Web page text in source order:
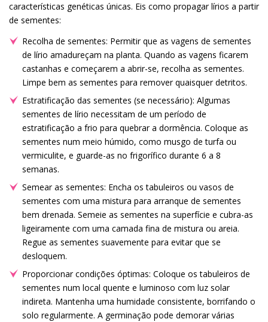
características genéticas únicas. Eis como propagar lírios a partir
de sementes:
Recolha de sementes: Permitir que as vagens de sementes
de lírio amadureçam na planta. Quando as vagens ficarem
castanhas e começarem a abrir-se, recolha as sementes.
Limpe bem as sementes para remover quaisquer detritos.
Estratificação das sementes (se necessário): Algumas
sementes de lírio necessitam de um período de
estratificação a frio para quebrar a dormência. Coloque as
sementes num meio húmido, como musgo de turfa ou
vermiculite, e guarde-as no frigorífico durante 6 a 8
semanas.
Semear as sementes: Encha os tabuleiros ou vasos de
sementes com uma mistura para arranque de sementes
bem drenada. Semeie as sementes na superfície e cubra-as
ligeiramente com uma camada fina de mistura ou areia.
Regue as sementes suavemente para evitar que se
desloquem.
Proporcionar condições óptimas: Coloque os tabuleiros de
sementes num local quente e luminoso com luz solar
indireta. Mantenha uma humidade consistente, borrifando o
solo regularmente. A germinação pode demorar várias